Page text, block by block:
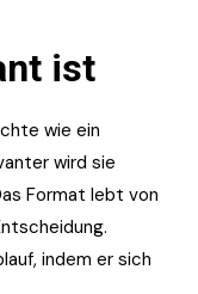
ist
wie ein
wird sie
Format lebt von
indem er sich